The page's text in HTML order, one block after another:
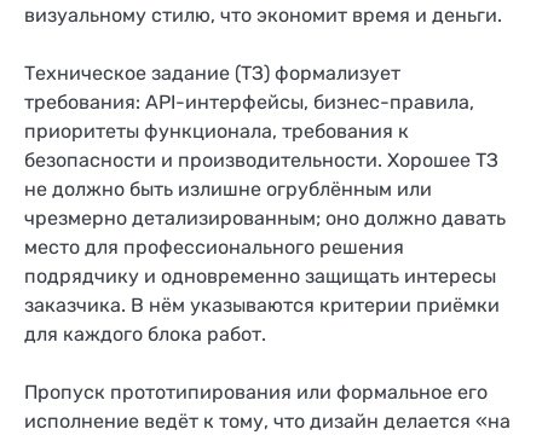
визуальному стилю, что экономит время и деньги.
Техническое задание (ТЗ) формализует
требования: API-интерфейсы, бизнес-правила,
приоритеты функционала, требования к
безопасности и производительности. Хорошее ТЗ
не должно быть излишне огрублённым или
чрезмерно детализированным; оно должно давать
место для профессионального решения
подрядчику и одновременно защищать интересы
заказчика. В нём указываются критерии приёмки
для каждого блока работ.
Пропуск прототипирования или формальное его
исполнение ведёт к тому, что дизайн делается «на